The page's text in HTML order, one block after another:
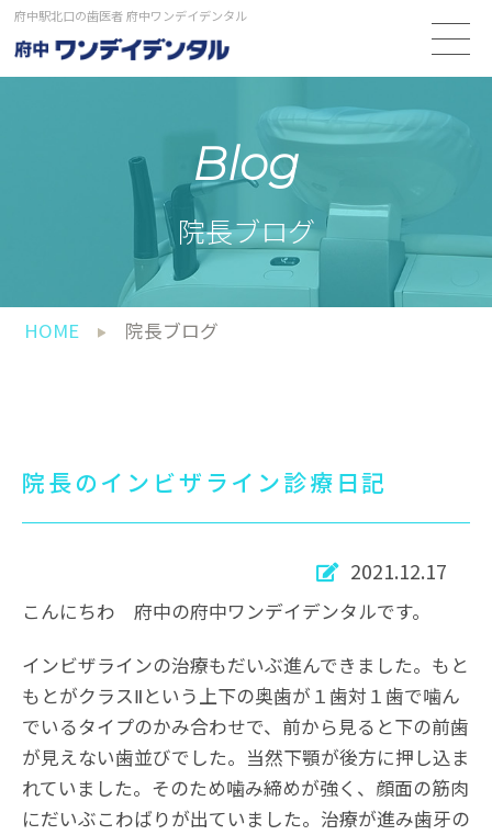
府中駅北口の歯医者 府中ワンデイデンタル
Blog
院長ブログ
HOME 院長ブログ
院長のインビザライン診療日記
2021.12.17
こんにちわ 府中の府中ワンデイデンタルです。
インビザラインの治療もだいぶ進んできました。もと
もとがクラスⅡという上下の奥歯が１歯対１歯で噛ん
でいるタイプのかみ合わせで、前から見ると下の前歯
が見えない歯並びでした。当然下顎が後方に押し込ま
れていました。そのため噛み締めが強く、顔面の筋肉
にだいぶこわばりが出ていました。治療が進み歯牙の